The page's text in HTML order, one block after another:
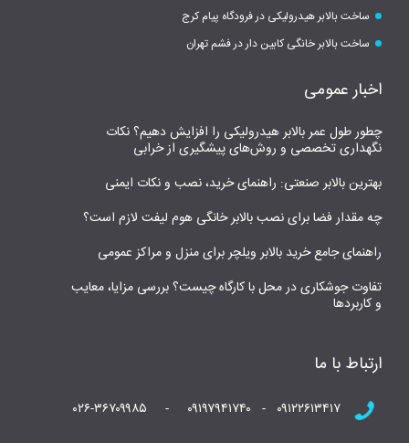
ساخت بالابر هیدرولیکی در فرودگاه پیام کرج
ساخت بالابر خانگی کابین دار در فشم تهران
اخبار عمومی
چطور طول عمر بالابر هیدرولیکی را افزایش دهیم؟ نکات
نگهداری تخصصی و روش‌های پیشگیری از خرابی
بهترین بالابر صنعتی: راهنمای خرید، نصب و نکات ایمنی
چه مقدار فضا برای نصب بالابر خانگی هوم لیفت لازم است؟
راهنمای جامع خرید بالابر ویلچر برای منزل و مراکز عمومی
تفاوت جوشکاری در محل با کارگاه چیست؟ بررسی مزایا، معایب
و کاربردها
ارتباط با ما
۰۹۱۲۲۶۱۳۴۱۷ - ۰۹۱۹۷۹۴۱۷۴۰ - ۰۲۶-۳۶۷۰۹۹۸۵